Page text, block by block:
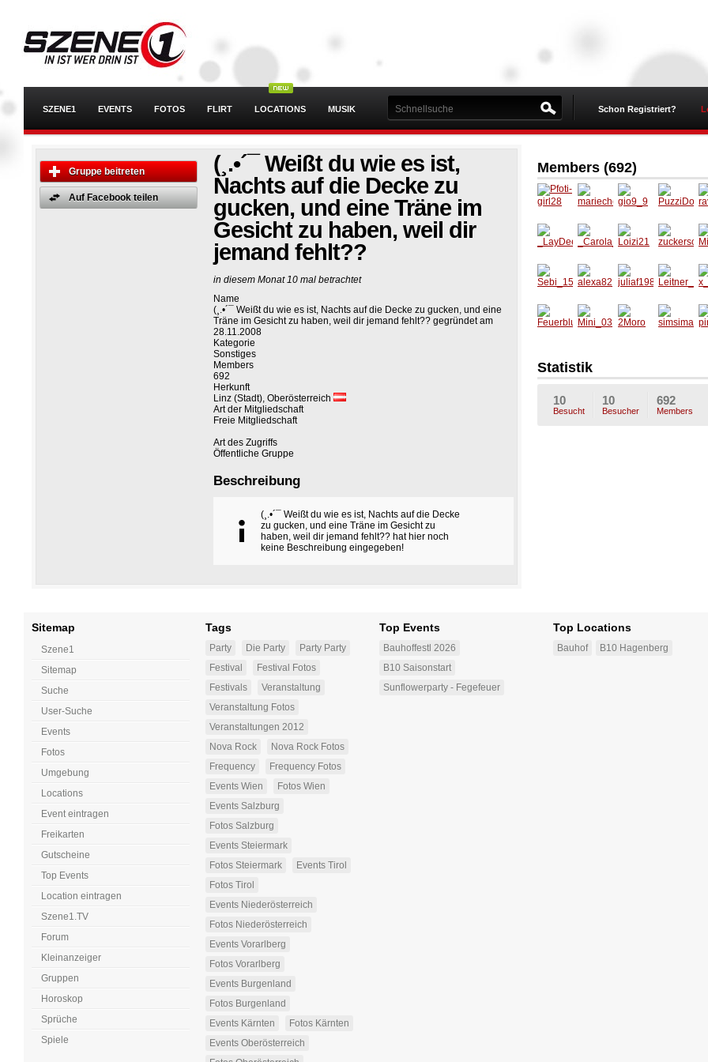
SZENE1 EVENTS FOTOS FLIRT LOCATIONS MUSIK Schon Registriert?
Gruppe beitreten
Auf Facebook teilen
(¸.•´¯ Weißt du wie es ist,
Nachts auf die Decke zu
gucken, und eine Träne im
Gesicht zu haben, weil dir
jemand fehlt??
in diesem Monat 10 mal betrachtet
Name
(¸.•´¯ Weißt du wie es ist, Nachts auf die Decke zu gucken, und eine
Träne im Gesicht zu haben, weil dir jemand fehlt?? gegründet am
28.11.2008
Kategorie
Sonstiges
Members
692
Herkunft
Linz (Stadt), Oberösterreich
Art der Mitgliedschaft
Freie Mitgliedschaft
Art des Zugriffs
Öffentliche Gruppe
Beschreibung
(¸.•´¯ Weißt du wie es ist, Nachts auf die Decke
zu gucken, und eine Träne im Gesicht zu
haben, weil dir jemand fehlt?? hat hier noch
keine Beschreibung eingegeben!
Members (692)
Pfoti-
girl28
mariec
hen199
3
gio9_9
PuzziD
orli
_LayDe
e_
_Carola
_
Loizi21
zucker
schnut
e05
Sebi_1
5
alexa82
juliaf19
86
Leitner
_Rainer
6
Statistik
10
Besucht
10
Besucher
692
Members
Sitemap
Szene1
Sitemap
Suche
User-Suche
Events
Fotos
Umgebung
Locations
Event eintragen
Freikarten
Gutscheine
Top Events
Location eintragen
Szene1.TV
Forum
Kleinanzeiger
Gruppen
Horoskop
Sprüche
Spiele
Tags
Party Die Party
Party Party
Festival
Festival Fotos
Festivals
Veranstaltung
Veranstaltung Fotos
Veranstaltungen 2012
Nova Rock
Nova Rock Fotos
Frequency
Frequency Fotos
Events Wien
Fotos Wien
Events Salzburg
Fotos Salzburg
Events Steiermark
Fotos Steiermark
Events Tirol
Fotos Tirol
Events Niederösterreich
Fotos Niederösterreich
Events Vorarlberg
Fotos Vorarlberg
Events Burgenland
Fotos Burgenland
Events Kärnten
Fotos Kärnten
Events Oberösterreich
Top Events
Bauhoffestl 2026
B10 Saisonstart
Sunflowerparty - Fegefeuer
Top Locations
Bauhof B10 Hagenberg